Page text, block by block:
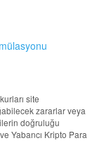
site
zararlar veya
doğruluğu
Yabancı Kripto Para